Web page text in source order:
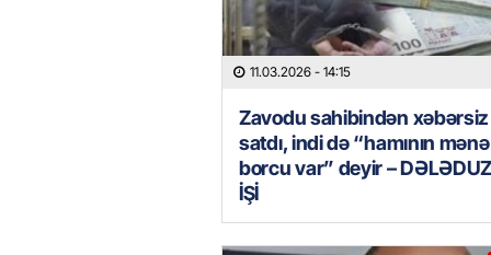
11.03.2026 - 14:15
Zavodu sahibindən xəbərsiz
satdı, indi də “hamının mənə
borcu var” deyir –
İŞİ